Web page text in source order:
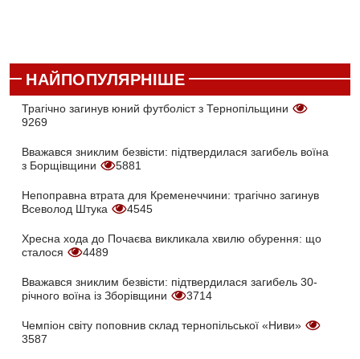
НАЙПОПУЛЯРНІШЕ
Трагічно загинув юний футболіст з Тернопільщини
9269
Вважався зниклим безвісти: підтвердилася загибель воїна
з Борщівщини
5881
Непоправна втрата для Кременеччини: трагічно загинув
Всеволод Штука
4545
Хресна хода до Почаєва викликала хвилю обурення: що
сталося
4489
Вважався зниклим безвісти: підтвердилася загибель 30-
річного воїна із Зборівщини
3714
Чемпіон світу поповнив склад тернопільської «Ниви»
3587